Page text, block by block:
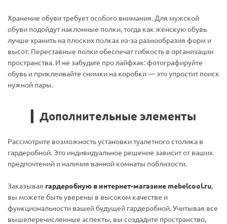
Хранение обуви требует особого внимания. Для мужской
обуви подойдут наклонные полки, тогда как женскую обувь
лучше хранить на плоских полках из-за разнообразия форм и
высот. Переставные полки обеспечат гибкость в организации
пространства. И не забудьте про лайфхак: фотографируйте
обувь и приклеивайте снимки на коробки — это упростит поиск
нужной пары.
▎Дополнительные элементы
Рассмотрите возможность установки туалетного столика в
гардеробной. Это индивидуальное решение зависит от ваших
предпочтений и наличия ванной комнаты поблизости.
Заказывая гардеробную в интернет-магазине mebelcool.ru,
вы можете быть уверены в высоком качестве и
функциональности вашей будущей гардеробной. Учитывая все
вышеперечисленные аспекты, вы создадите пространство,